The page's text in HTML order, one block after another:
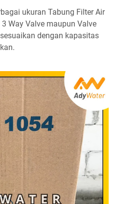
ukuran Tabung Filter Air
Way Valve maupun Valve
dengan kapasitas